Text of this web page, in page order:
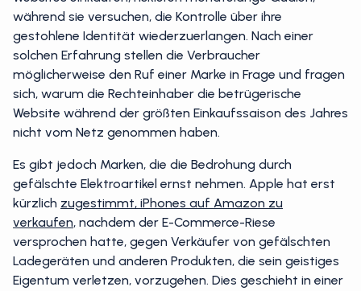
während sie versuchen, die Kontrolle über ihre
gestohlene Identität wiederzuerlangen. Nach einer
solchen Erfahrung stellen die Verbraucher
möglicherweise den Ruf einer Marke in Frage und fragen
sich, warum die Rechteinhaber die betrügerische
Website während der größten Einkaufssaison des Jahres
nicht vom Netz genommen haben.
Es gibt jedoch Marken, die die Bedrohung durch
gefälschte Elektroartikel ernst nehmen. Apple hat erst
kürzlich zugestimmt, iPhones auf Amazon zu
verkaufen, nachdem der E-Commerce-Riese
versprochen hatte, gegen Verkäufer von gefälschten
Ladegeräten und anderen Produkten, die sein geistiges
Eigentum verletzen, vorzugehen. Dies geschieht in einer